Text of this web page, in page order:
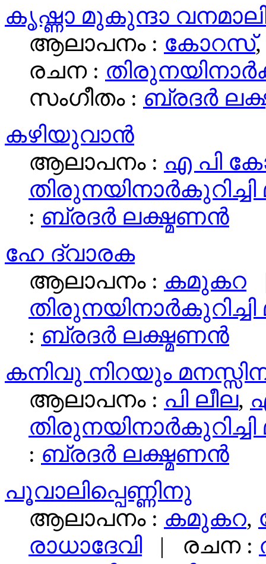
കൃഷ്ണാ മുകുന്ദാ
ആലാപനം : കോറസ്‌
രചന :
സംഗീതം : ബ്രദര്‍
കഴിയുവാന്‍
ആലാപനം : എ പി
: ബ്രദര്‍ ലക്ഷ്മണന്‍
ഹേ ദ്വാരക
ആലാപനം : കമുകറ
: ബ്രദര്‍ ലക്ഷ്മണന്‍
കനിവു നിറയും
ആലാപനം : പി ലീല,
: ബ്രദര്‍ ലക്ഷ്മണന്‍
പൂവാലിപ്പെണ്ണിനു
ആലാപനം : കമുകറ,
രാധാദേവി | രചന :